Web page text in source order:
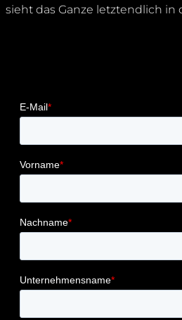
sieht das Ganze letztendlich in